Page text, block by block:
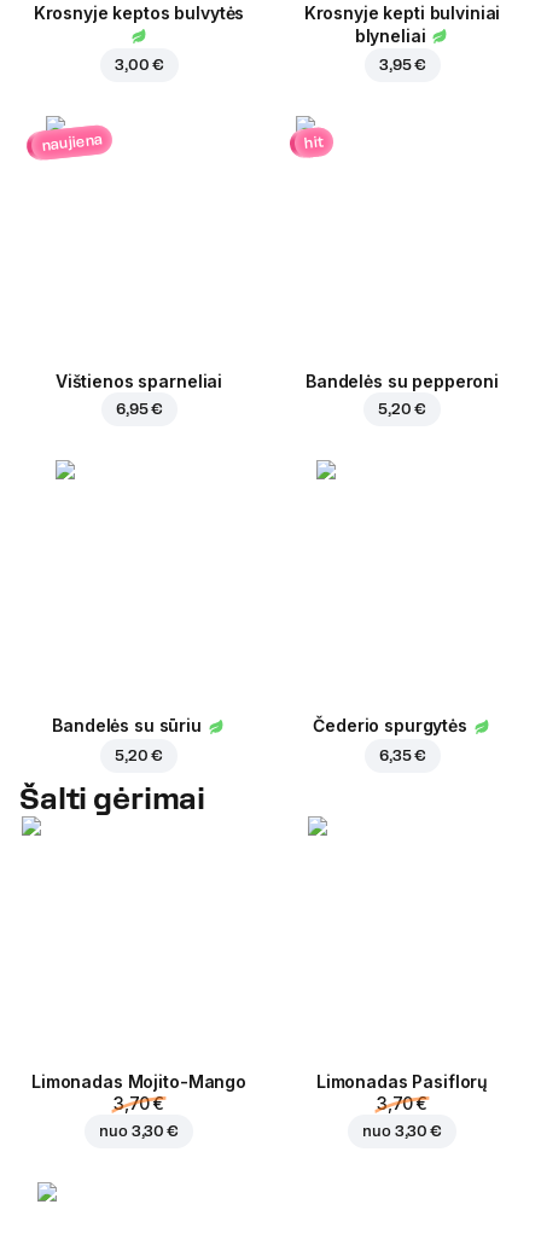
Krosnyje keptos bulvytės
3,00 €
Krosnyje kepti bulviniai
blyneliai
3,95 €
naujiena
Vištienos sparneliai
6,95 €
hit
Bandelės su pepperoni
5,20 €
Bandelės su sūriu
5,20 €
Čederio spurgytės
6,35 €
Šalti gėrimai
Limonadas Mojito-Mango
3,70 €
nuo 3,30 €
Limonadas Pasiflorų
3,70 €
nuo 3,30 €